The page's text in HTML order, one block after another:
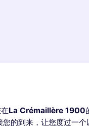
La Crémaillère 1900
的到来，让您度过一个